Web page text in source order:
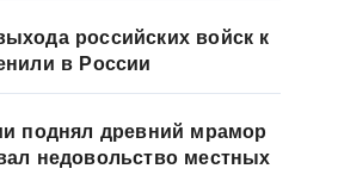
российских войск к
в России
поднял древний мрамор
недовольство местных